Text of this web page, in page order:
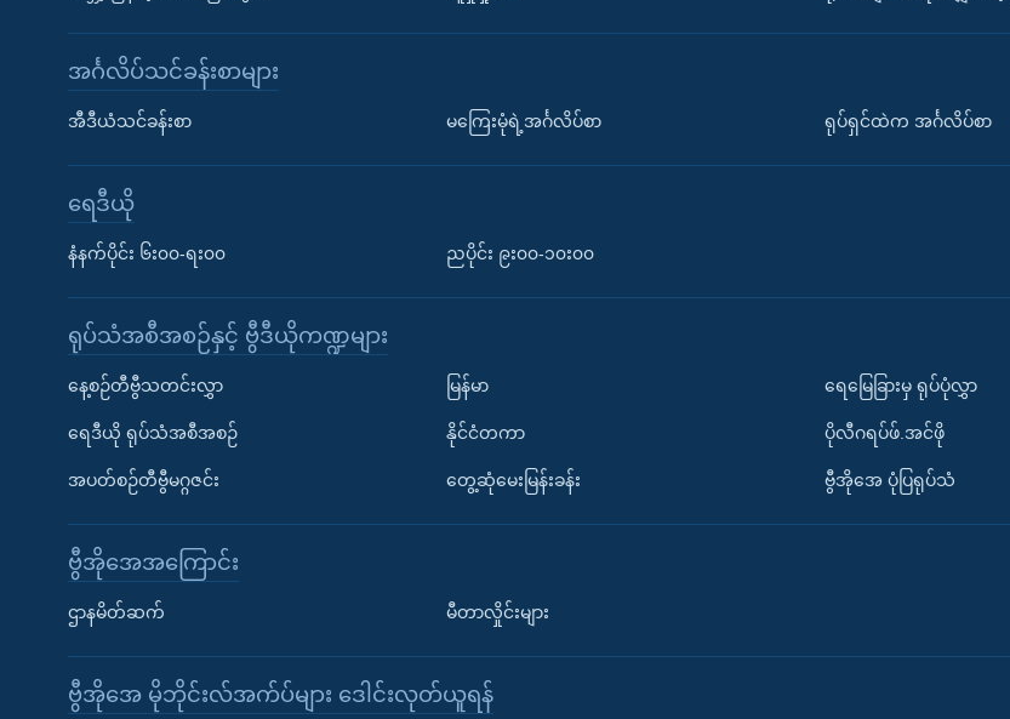
Learning English
အင်္ဂလိပ်သင်ခန်းစာများ
အီဒီယံသင်ခန်းစာ မကြေးမုံရဲ့အင်္ဂလိပ်စာ ရုပ်ရှင်ထဲက အင်္ဂလိပ်စာ
ရေဒီယို
နံနက်ပိုင်း ၆း၀၀-ရး၀၀ ညပိုင်း ၉း၀၀-၁၀း၀၀
ရုပ်သံအစီအစဉ်နှင့် ဗွီဒီယိုကဏ္ဍများ
နေ့စဉ်တီဗွီသတင်းလွှာ
ရေဒီယို ရုပ်သံအစီအစဉ်
အပတ်စဉ်တီဗွီမဂ္ဂဇင်း
မြန်မာ
နိုင်ငံတကာ
တွေ့ဆုံမေးမြန်းခန်း
ရေမြေခြားမှ ရုပ်ပုံလွှာ
ပိုလီဂရပ်ဖ်.အင်ဖို
ဗွီအိုအေ ပုံပြရုပ်သံ
ဗွီအိုအေအကြောင်း
ဌာနမိတ်ဆက် မီတာလှိုင်းများ
ဗွီအိုအေ မိုဘိုင်းလ်အက်ပ်များ ဒေါင်းလုတ်ယူရန်